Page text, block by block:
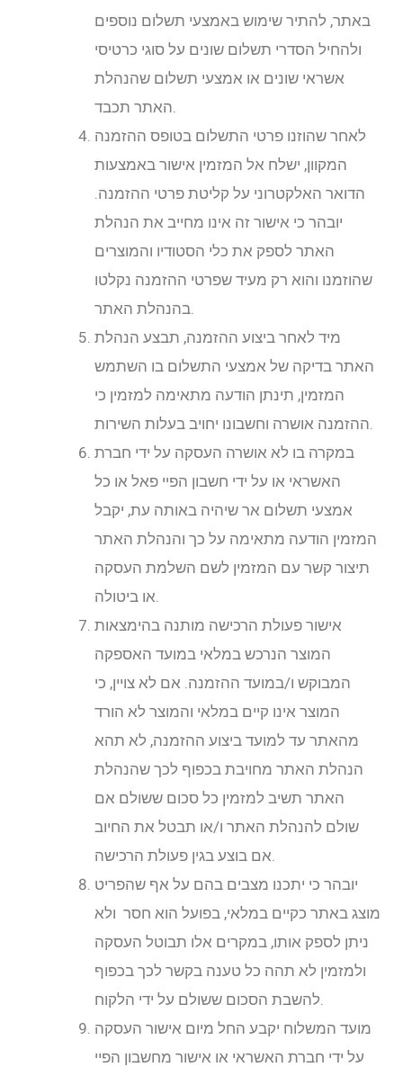
באתר, להתיר שימוש באמצעי תשלום נוספים
ולהחיל הסדרי תשלום שונים על סוגי כרטיסי
אשראי שונים או אמצעי תשלום שהנהלת
לאחר שהוזנו פרטי התשלום בטופס ההזמנה
המקוון, ישלח אל המזמין אישור באמצעות
הדואר האלקטרוני על קליטת פרטי ההזמנה.
יובהר כי אישור זה אינו מחייב את הנהלת
האתר לספק את כלי הסטודיו והמוצרים
שהוזמנו והוא רק מעיד שפרטי ההזמנה נקלטו
מיד לאחר ביצוע ההזמנה, תבצע הנהלת
האתר בדיקה של אמצעי התשלום בו השתמש
המזמין, תינתן הודעה מתאימה למזמין כי
במקרה בו לא אושרה העסקה על ידי חברת
האשראי או על ידי חשבון הפיי פאל או כל
אמצעי תשלום אר שיהיה באותה עת, יקבל
המזמין הודעה מתאימה על כך והנהלת האתר
תיצור קשר עם המזמין לשם השלמת העסקה
אישור פעולת הרכישה מותנה בהימצאות
המוצר הנרכש במלאי במועד האספקה
המבוקש ו/במועד ההזמנה. אם לא צויין, כי
המוצר אינו קיים במלאי והמוצר לא הורד
מהאתר עד למועד ביצוע ההזמנה, לא תהא
הנהלת האתר מחויבת בכפוף לכך שהנהלת
האתר תשיב למזמין כל סכום ששולם אם
שולם להנהלת האתר ו/או תבטל את החיוב
יובהר כי יתכנו מצבים בהם על אף שהפריט
מוצג באתר כקיים במלאי, בפועל הוא חסר ולא
ניתן לספק אותו, במקרים אלו תבוטל העסקה
ולמזמין לא תהה כל טענה בקשר לכך בכפוף
מועד המשלוח יקבע החל מיום אישור העסקה
על ידי חברת האשראי או אישור מחשבון הפיי